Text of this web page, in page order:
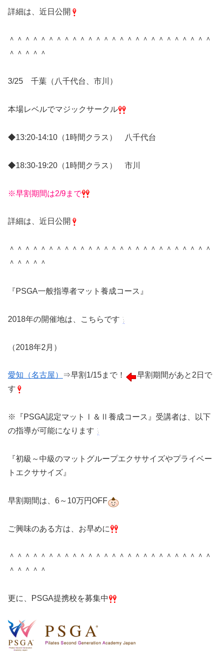
詳細は、近日公開
＾＾＾＾＾＾＾＾＾＾＾＾＾＾＾＾＾＾＾＾＾＾＾＾＾＾
＾＾＾＾＾
3/25 千葉（八千代台、市川）
本場レベルでマジックサークル
◆13:20-14:10（1時間クラス） 八千代台
◆18:30-19:20（1時間クラス） 市川
※早割期間は2/9まで
詳細は、近日公開
＾＾＾＾＾＾＾＾＾＾＾＾＾＾＾＾＾＾＾＾＾＾＾＾＾＾
＾＾＾＾＾
『PSGA一般指導者マット養成コース』
2018年の開催地は、こちらです
（2018年2月）
愛知（名古屋） ⇒早割1/15まで！
早割期間があと2日で
す
※『PSGA認定マットⅠ＆Ⅱ養成コース』受講者は、以下
の指導が可能になります
『初級～中級のマットグループエクササイズやプライベー
トエクササイズ』
早割期間は、6～10万円OFF
ご興味のある方は、お早めに
＾＾＾＾＾＾＾＾＾＾＾＾＾＾＾＾＾＾＾＾＾＾＾＾＾＾
＾＾＾＾＾
更に、PSGA提携校を募集中